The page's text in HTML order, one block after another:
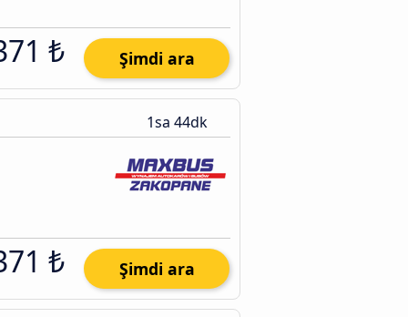
₺ Şimdi ara
1sa 44dk
₺ Şimdi ara